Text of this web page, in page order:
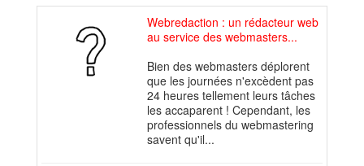
Webredaction : un rédacteur web
au service des webmasters...
Bien des webmasters déplorent
que les journées n'excèdent pas
24 heures tellement leurs tâches
les accaparent ! Cependant, les
professionnels du webmastering
savent qu'il...